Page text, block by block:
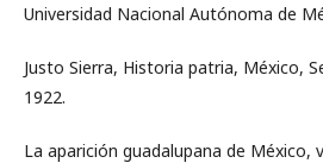
Universidad Nacional Autónoma de
Justo Sierra, Historia patria, México,
1922.
La aparición guadalupana de México,